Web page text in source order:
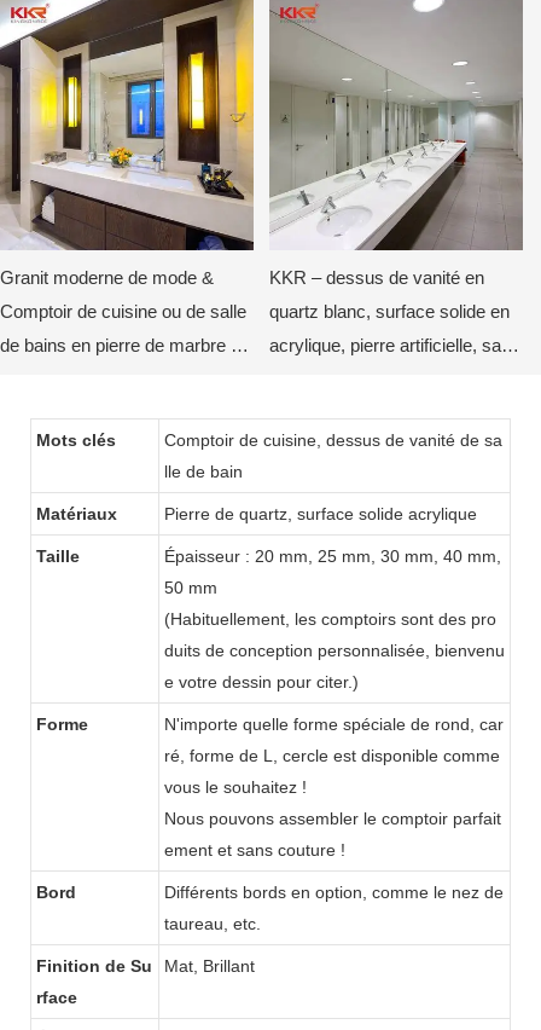
Granit moderne de mode &
Comptoir de cuisine ou de salle
de bains en pierre de marbre &
KKR – dessus de vanité en
quartz blanc, surface solide en
acrylique, pierre artificielle, salle
Mots clés
Comptoir de cuisine, dessus de vanité de sa
lle de bain
Matériaux Pierre de quartz, surface solide acrylique
Taille
Épaisseur : 20 mm, 25 mm, 30 mm, 40 mm,
50 mm
(Habituellement, les comptoirs sont des pro
duits de conception personnalisée, bienvenu
e votre dessin pour citer.)
Forme
N'importe quelle forme spéciale de rond, car
ré, forme de L, cercle est disponible comme
vous le souhaitez !
Nous pouvons assembler le comptoir parfait
ement et sans couture !
Bord
Différents bords en option, comme le nez de
taureau, etc.
Finition de Su
rface
Mat, Brillant